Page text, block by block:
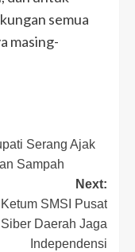
semua
masing-
Serang Ajak
Sampah
Next:
SMSI Pusat
Daerah Jaga
Independensi